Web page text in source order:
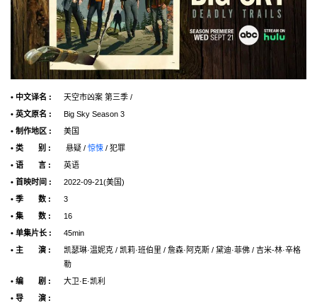
• 中文译名 :
天空市凶案 第三季 /
• 英文原名 :
Big Sky Season 3
• 制作地区 :
美国
• 类 别 :
悬疑 / 惊悚 / 犯罪
• 语 言 :
英语
• 首映时间 :
2022-09-21(美国)
• 季 数 :
3
• 集 数 :
16
• 单集片长 :
45min
• 主 演 :
凯瑟琳·温妮克 / 凯莉·班伯里 / 詹森·阿克斯 / 黛迪·菲佛 / 吉米-林·辛格
勒
• 编 剧 :
大卫·E·凯利
• 导 演 :